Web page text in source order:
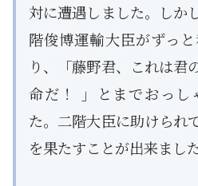
対に遭遇しました。しか
階俊博運輸大臣がずっ
り、「藤野君、これは
命だ！ 」とまでおっし
た。二階大臣に助けられ
を果たすことが出来ました